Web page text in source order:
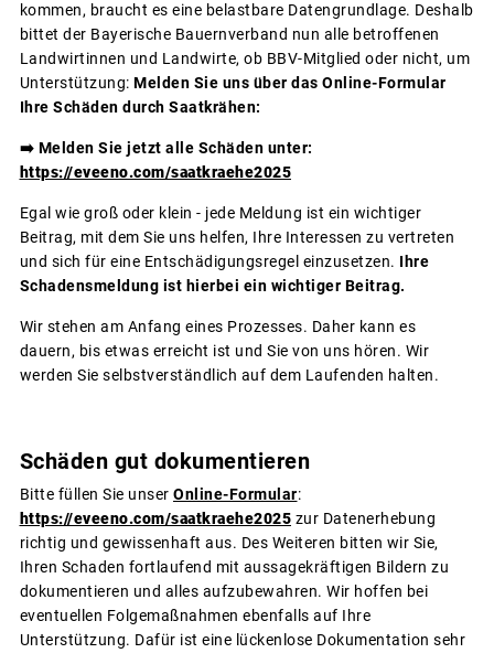
kommen, braucht es eine belastbare Datengrundlage. Deshalb
bittet der Bayerische Bauernverband nun alle betroffenen
Landwirtinnen und Landwirte, ob BBV-Mitglied oder nicht, um
Unterstützung: Melden Sie uns über das Online-Formular
Ihre Schäden durch Saatkrähen:
➡️ Melden Sie jetzt alle Schäden unter:
https://eveeno.com/saatkraehe2025
Egal wie groß oder klein - jede Meldung ist ein wichtiger
Beitrag, mit dem Sie uns helfen, Ihre Interessen zu vertreten
und sich für eine Entschädigungsregel einzusetzen. Ihre
Schadensmeldung ist hierbei ein wichtiger Beitrag.
Wir stehen am Anfang eines Prozesses. Daher kann es
dauern, bis etwas erreicht ist und Sie von uns hören. Wir
werden Sie selbstverständlich auf dem Laufenden halten.
Schäden gut dokumentieren
Bitte füllen Sie unser Online-Formular:
https://eveeno.com/saatkraehe2025 zur Datenerhebung
richtig und gewissenhaft aus. Des Weiteren bitten wir Sie,
Ihren Schaden fortlaufend mit aussagekräftigen Bildern zu
dokumentieren und alles aufzubewahren. Wir hoffen bei
eventuellen Folgemaßnahmen ebenfalls auf Ihre
Unterstützung. Dafür ist eine lückenlose Dokumentation sehr